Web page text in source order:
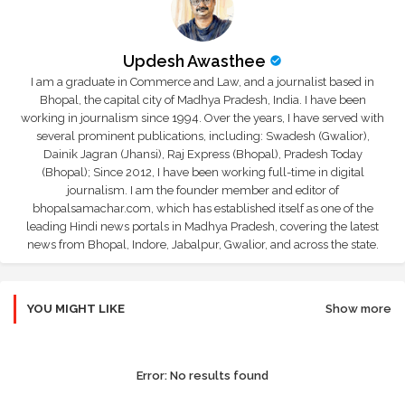
Updesh Awasthee
I am a graduate in Commerce and Law, and a journalist based in
Bhopal, the capital city of Madhya Pradesh, India. I have been
working in journalism since 1994. Over the years, I have served with
several prominent publications, including: Swadesh (Gwalior),
Dainik Jagran (Jhansi), Raj Express (Bhopal), Pradesh Today
(Bhopal); Since 2012, I have been working full-time in digital
journalism. I am the founder member and editor of
bhopalsamachar.com, which has established itself as one of the
leading Hindi news portals in Madhya Pradesh, covering the latest
news from Bhopal, Indore, Jabalpur, Gwalior, and across the state.
YOU MIGHT LIKE Show more
Error: No results found